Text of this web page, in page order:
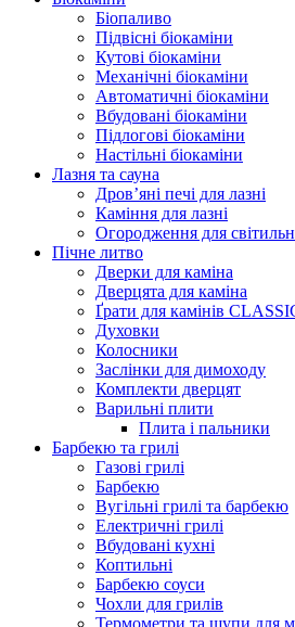
Біопаливо
Підвісні біокаміни
Кутові біокаміни
Механічні біокаміни
Автоматичні біокаміни
Вбудовані біокаміни
Підлогові біокаміни
Настільні біокаміни
Лазня та сауна
Дров’яні печі для лазні
Каміння для лазні
Огородження для
Пічне литво
Дверки для каміна
Дверцята для каміна
Ґрати для камінів
Духовки
Колосники
Заслінки для димоходу
Комплекти дверцят
Варильні плити
Плита і пальники
Барбекю та грилі
Газові грилі
Барбекю
Вугільні грилі та барбекю
Електричні грилі
Вбудовані кухні
Коптильні
Барбекю соуси
Чохли для грилів